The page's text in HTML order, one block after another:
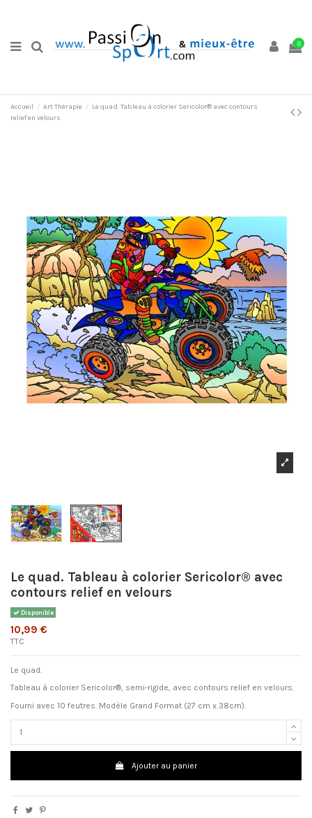
0
Accueil Art Thérapie
Le quad. Tableau à colorier Sericolor® avec contours
relief en velours
Le quad. Tableau à colorier Sericolor® avec
contours relief en velours
Disponible
10,99 €
TTC
Le quad.
Tableau à colorier Sericolor®, semi-rigide, avec contours relief en velours.
Fourni avec 10 feutres. Modèle Grand Format (27 cm x 38cm).
Ajouter au panier